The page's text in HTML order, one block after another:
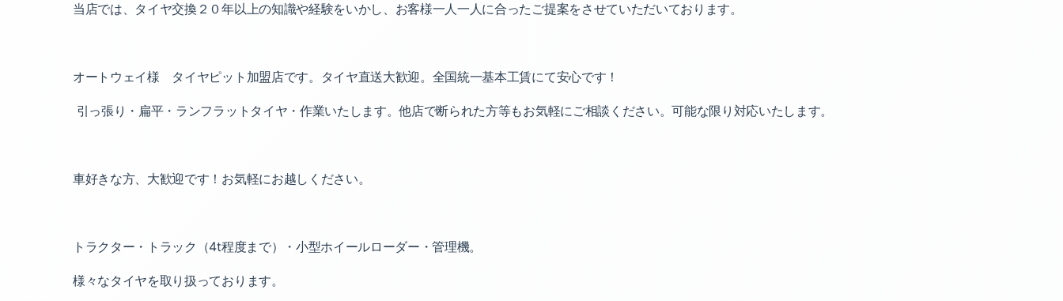
当店では、タイヤ交換２０年以上の知識や経験をいかし、お客様一人一人に合ったご提案をさせていただいております。
オートウェイ様 タイヤピット加盟店です。タイヤ直送大歓迎。全国統一基本工賃にて安心です！
引っ張り・扁平・ランフラットタイヤ・作業いたします。他店で断られた方等もお気軽にご相談ください。可能な限り対応いたします。
車好きな方、大歓迎です！お気軽にお越しください。
トラクター・トラック（4t程度まで）・小型ホイールローダー・管理機。
様々なタイヤを取り扱っております。